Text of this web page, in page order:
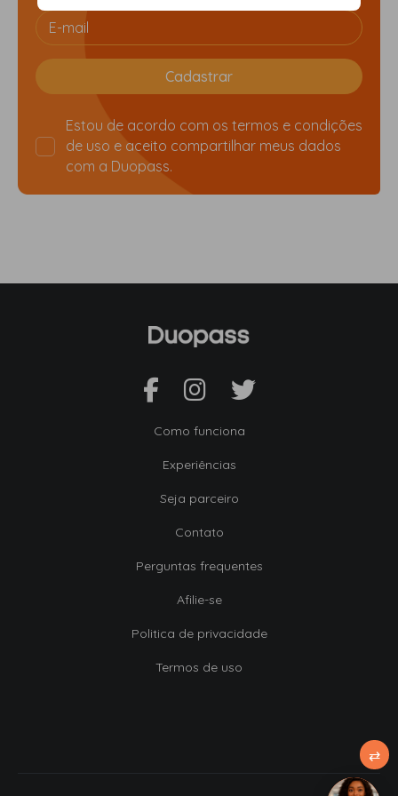
Estou de acordo com os termos e condições
de uso e aceito compartilhar meus dados
com a Duopass.
Como funciona
Experiências
Seja parceiro
Contato
Perguntas frequentes
Afilie-se
Politica de privacidade
Termos de uso
⇄